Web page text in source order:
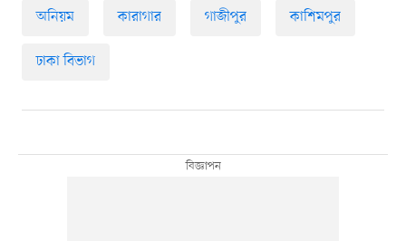
অনিয়ম কারাগার গাজীপুর কাশিমপুর
ঢাকা বিভাগ